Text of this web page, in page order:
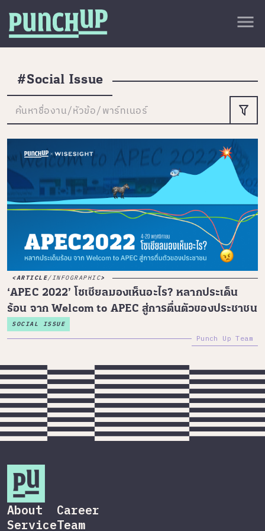
Skip to content
menu
close
Service
Project
Article
ลับด้านบน
#Social Issue
ARTICLE/ INFOGRAPHIC
‘APEC 2022’ โซเชียลมองเห็นอะไร? หลากประเด็น
ร้อน จาก Welcom to APEC สู่การตื่นตัวของประชาชน
SOCIAL ISSUE
Punch Up Team
ค้นหาชื่องาน/หัวข้อ/พาร์ทเนอร์
About
Service
Career
Team